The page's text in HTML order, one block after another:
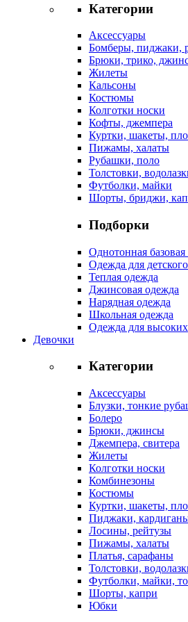
Категории
Аксессуары
Бомберы, пиджаки,
Брюки, трико,
Жилеты
Кальсоны
Костюмы
Колготки носки
Кофты, джемпера
Куртки, шакеты,
Пижамы, халаты
Рубашки, поло
Толстовки,
Футболки, майки
Шорты, бриджи,
Подборки
Однотонная базовая
Одежда для
Теплая одежда
Джинсовая одежда
Нарядная одежда
Школьная одежда
Одежда для высоких
Девочки
Категории
Аксессуары
Блузки, тонкие
Болеро
Брюки, джинсы
Джемпера, свитера
Жилеты
Колготки носки
Комбинезоны
Костюмы
Куртки, шакеты,
Пиджаки,
Лосины, рейтузы
Пижамы, халаты
Платья, сарафаны
Толстовки,
Футболки, майки,
Шорты, капри
Юбки